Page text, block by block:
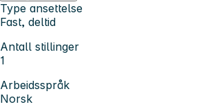
Type ansettelse
Fast, deltid
Antall stillinger
1
Arbeidsspråk
Norsk